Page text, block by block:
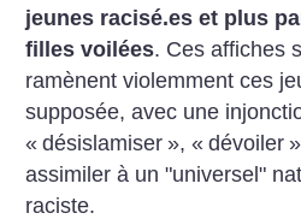
jeunes racisé.es et plus
filles voilées. Ces affiches
ramènent violemment ces
supposée, avec une
« désislamiser », « dévoiler
assimiler à un "universel"
raciste.